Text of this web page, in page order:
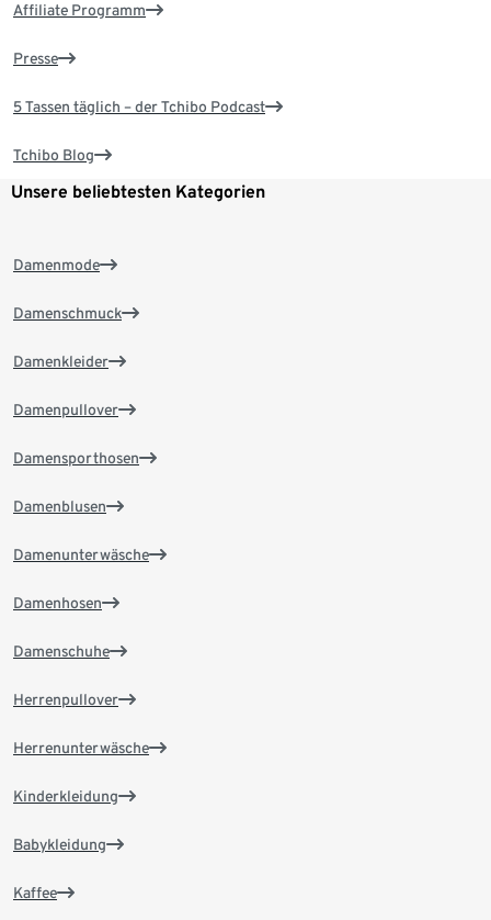
Affiliate Programm
Presse
5 Tassen täglich – der Tchibo Podcast
Tchibo Blog
Unsere beliebtesten Kategorien
Damenmode
Damenschmuck
Damenkleider
Damenpullover
Damensporthosen
Damenblusen
Damenunterwäsche
Damenhosen
Damenschuhe
Herrenpullover
Herrenunterwäsche
Kinderkleidung
Babykleidung
Kaffee